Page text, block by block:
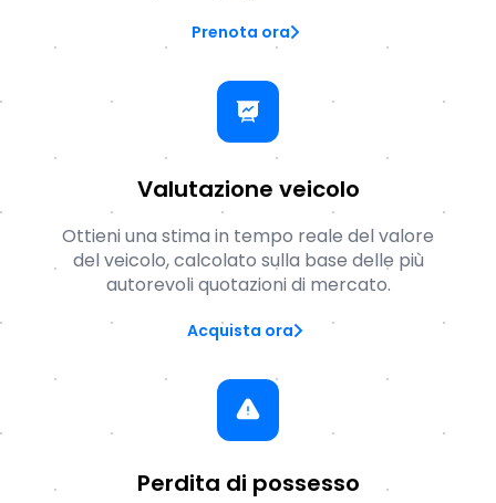
Prenota ora
Valutazione veicolo
Ottieni una stima in tempo reale del valore
del veicolo, calcolato sulla base delle più
autorevoli quotazioni di mercato.
Acquista ora
Perdita di possesso